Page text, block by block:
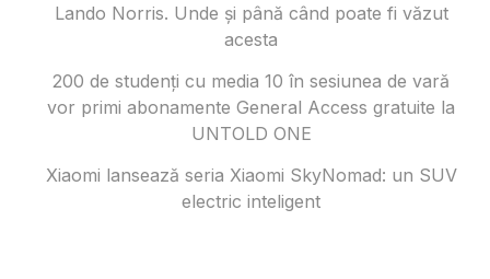
Lando Norris. Unde și până când poate fi văzut
acesta
200 de studenți cu media 10 în sesiunea de vară
vor primi abonamente General Access gratuite la
UNTOLD ONE
Xiaomi lansează seria Xiaomi SkyNomad: un SUV
electric inteligent